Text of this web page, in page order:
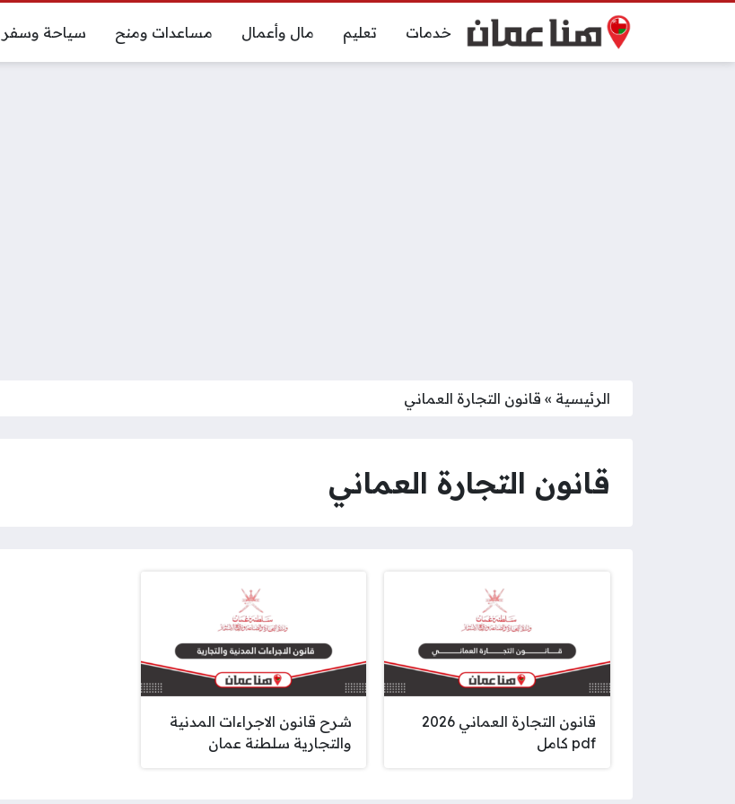
خدمات تعليم مال وأعمال مساعدات ومنح سياحة وسفر
الرئيسية » قانون التجارة العماني
قانون التجارة العماني
قانون التجارة العماني 2026
pdf كامل
شرح قانون الاجراءات المدنية
والتجارية سلطنة عمان